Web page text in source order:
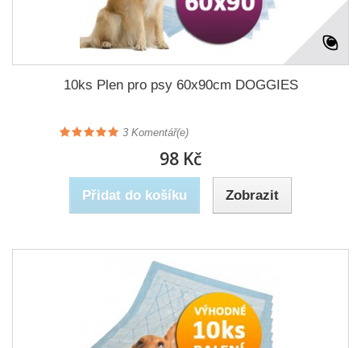
10ks Plen pro psy 60x90cm DOGGIES
3 Komentář(e)
98 Kč
Přidat do košíku Zobrazit